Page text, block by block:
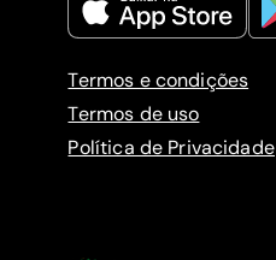
Termos e condições
Termos de uso
Política de Privacidade